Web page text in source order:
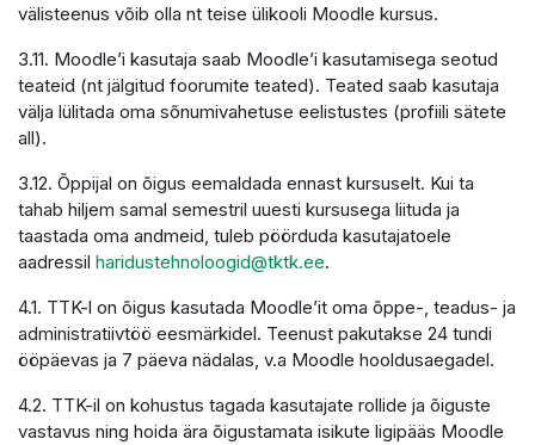
välisteenus võib olla nt teise ülikooli Moodle kursus.
3.11. Moodle’i kasutaja saab Moodle’i kasutamisega seotud
teateid (nt jälgitud foorumite teated). Teated saab kasutaja
välja lülitada oma sõnumivahetuse eelistustes (profiili sätete
all).
3.12. Õppijal on õigus eemaldada ennast kursuselt. Kui ta
tahab hiljem samal semestril uuesti kursusega liituda ja
taastada oma andmeid, tuleb pöörduda kasutajatoele
aadressil haridustehnoloogid@tktk.ee.
4.1. TTK-l on õigus kasutada Moodle’it oma õppe-, teadus- ja
administratiivtöö eesmärkidel. Teenust pakutakse 24 tundi
ööpäevas ja 7 päeva nädalas, v.a Moodle hooldusaegadel.
4.2. TTK-il on kohustus tagada kasutajate rollide ja õiguste
vastavus ning hoida ära õigustamata isikute ligipääs Moodle